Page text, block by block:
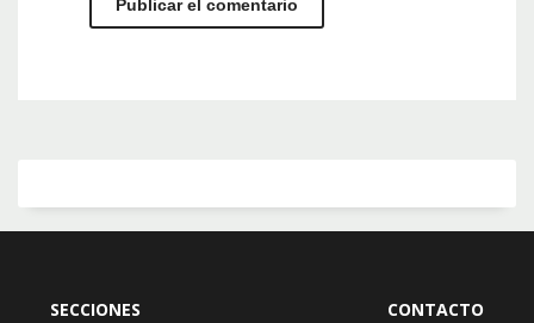
SECCIONES CONTACTO